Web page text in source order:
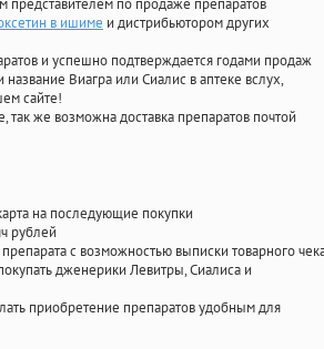
по продаже препаратов
в ишиме и дистрибьютором других
и успешно подтверждается годами продаж
Виагра или Сиалис в аптеке вслух,
сайте!
так же возможна доставка препаратов почтой
на последующие покупки
рублей
с возможностью выписки товарного
дженерики Левитры, Сиалиса и
приобретение препаратов удобным для